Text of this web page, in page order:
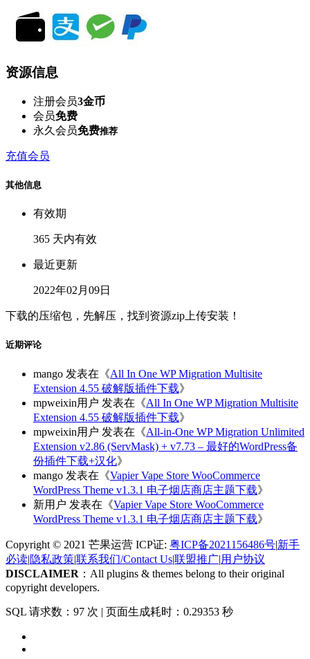
资源信息
注册会员3金币
会员免费
永久会员免费推荐
充值会员
其他信息
有效期
365 天内有效
最近更新
2022年02月09日
下载的压缩包，先解压，找到资源zip上传安装！
近期评论
mango 发表在《All In One WP Migration Multisite
Extension 4.55 破解版插件下载》
mpweixin用户 发表在《All In One WP Migration Multisite
Extension 4.55 破解版插件下载》
mpweixin用户 发表在《All-in-One WP Migration Unlimited
Extension v2.86 (ServMask) + v7.73 – 最好的WordPress备
份插件下载+汉化》
mango 发表在《Vapier Vape Store WooCommerce
WordPress Theme v1.3.1 电子烟店商店主题下载》
新用户 发表在《Vapier Vape Store WooCommerce
WordPress Theme v1.3.1 电子烟店商店主题下载》
Copyright © 2021 芒果运营 ICP证: 粤ICP备2021156486号|新手
必读|隐私政策|联系我们/Contact Us|联盟推广|用户协议
DISCLAIMER ：All plugins & themes belong to their original
copyright developers.
SQL 请求数：97 次 | 页面生成耗时：0.29353 秒